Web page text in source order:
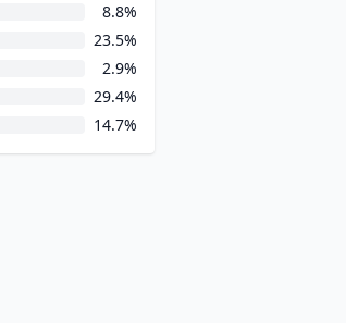
8.8%
23.5%
2.9%
29.4%
14.7%